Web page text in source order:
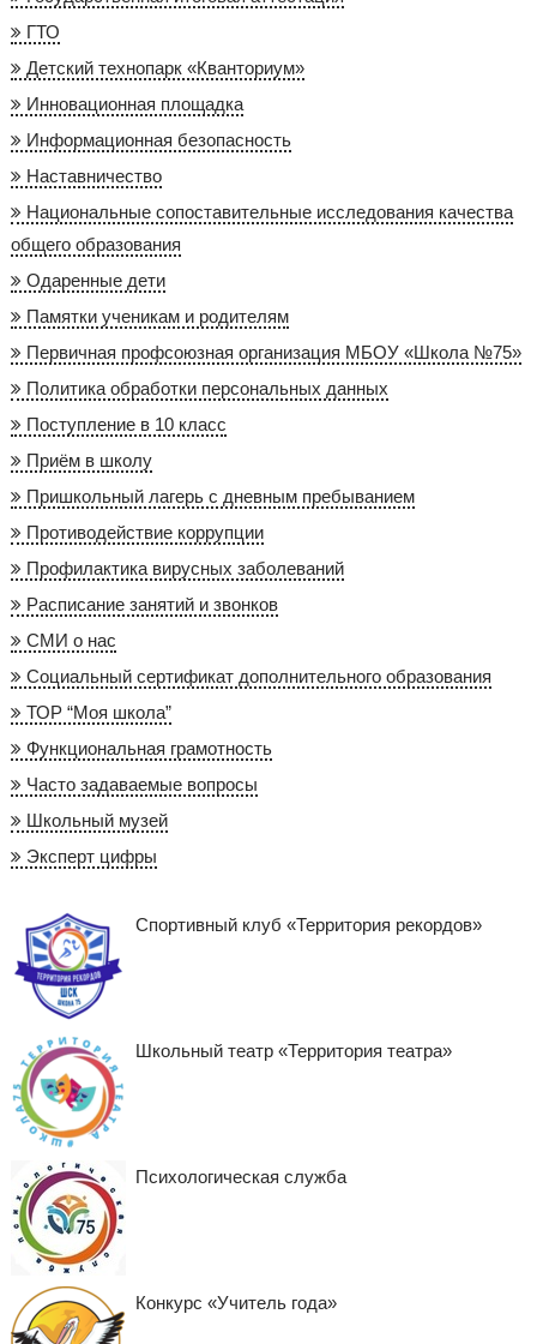
ГТО
Детский технопарк «Кванториум»
Инновационная площадка
Информационная безопасность
Наставничество
Национальные сопоставительные исследования качества
общего образования
Одаренные дети
Памятки ученикам и родителям
Первичная профсоюзная организация МБОУ «Школа №75»
Политика обработки персональных данных
Поступление в 10 класс
Приём в школу
Пришкольный лагерь с дневным пребыванием
Противодействие коррупции
Профилактика вирусных заболеваний
Расписание занятий и звонков
СМИ о нас
Социальный сертификат дополнительного образования
ТОР “Моя школа”
Функциональная грамотность
Часто задаваемые вопросы
Школьный музей
Эксперт цифры
Спортивный клуб «Территория рекордов»
Школьный театр «Территория театра»
Психологическая служба
Конкурс «Учитель года»